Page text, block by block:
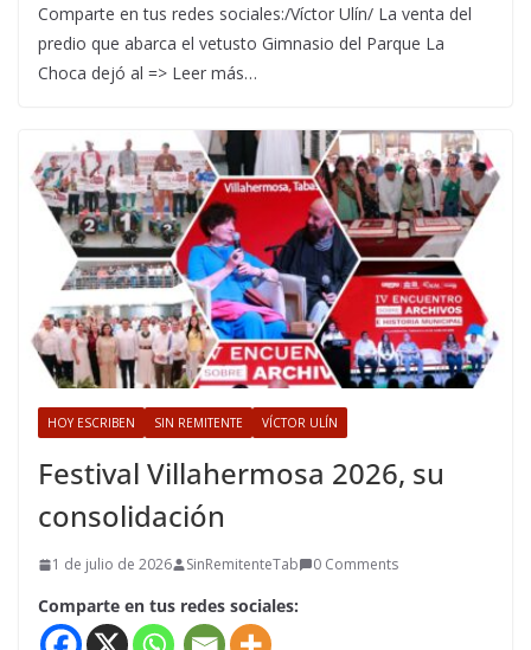
Comparte en tus redes sociales:/Víctor Ulín/ La venta del
predio que abarca el vetusto Gimnasio del Parque La
Choca dejó al => Leer más…
HOY ESCRIBEN SIN REMITENTE VÍCTOR ULÍN
Festival Villahermosa 2026, su
consolidación
1 de julio de 2026 SinRemitenteTab 0 Comments
Comparte en tus redes sociales: